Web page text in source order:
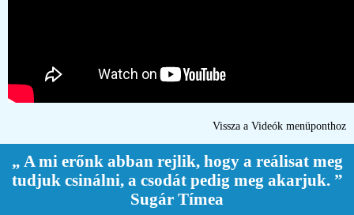
Vissza a Videók menüponthoz
„ A mi erőnk abban rejlik, hogy a reálisat meg
tudjuk csinálni, a csodát pedig meg akarjuk. ”
Sugár Tímea